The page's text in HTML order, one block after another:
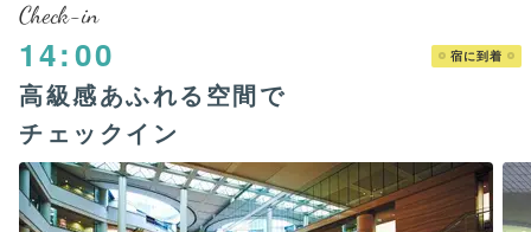
Check-in
14:00 宿に到着
高級感あふれる空間で
チェックイン